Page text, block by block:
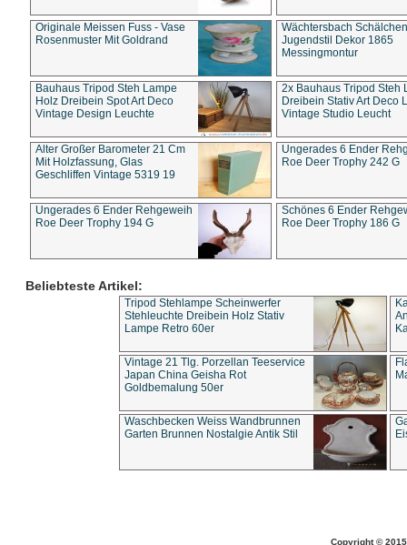
Originale Meissen Fuss - Vase
Rosenmuster Mit Goldrand
Wächtersbach Schälchen
Jugendstil Dekor 1865
Messingmontur
Bauhaus Tripod Steh Lampe
Holz Dreibein Spot Art Deco
Vintage Design Leuchte
2x Bauhaus Tripod Steh
Dreibein Stativ Art Deco
Vintage Studio Leucht
Alter Großer Barometer 21 Cm
Mit Holzfassung, Glas
Geschliffen Vintage 5319 19
Ungerades 6 Ender
Roe Deer Trophy 242 G
Ungerades 6 Ender Rehgeweih
Roe Deer Trophy 194 G
Schönes 6 Ender
Roe Deer Trophy 186 G
Beliebteste Artikel:
Tripod Stehlampe Scheinwerfer
Stehleuchte Dreibein Holz Stativ
Lampe Retro 60er
Vintage 21 Tlg. Porzellan Teeservice
Japan China Geisha Rot
Goldbemalung 50er
Waschbecken Weiss Wandbrunnen
Garten Brunnen Nostalgie Antik Stil
Copyright ©